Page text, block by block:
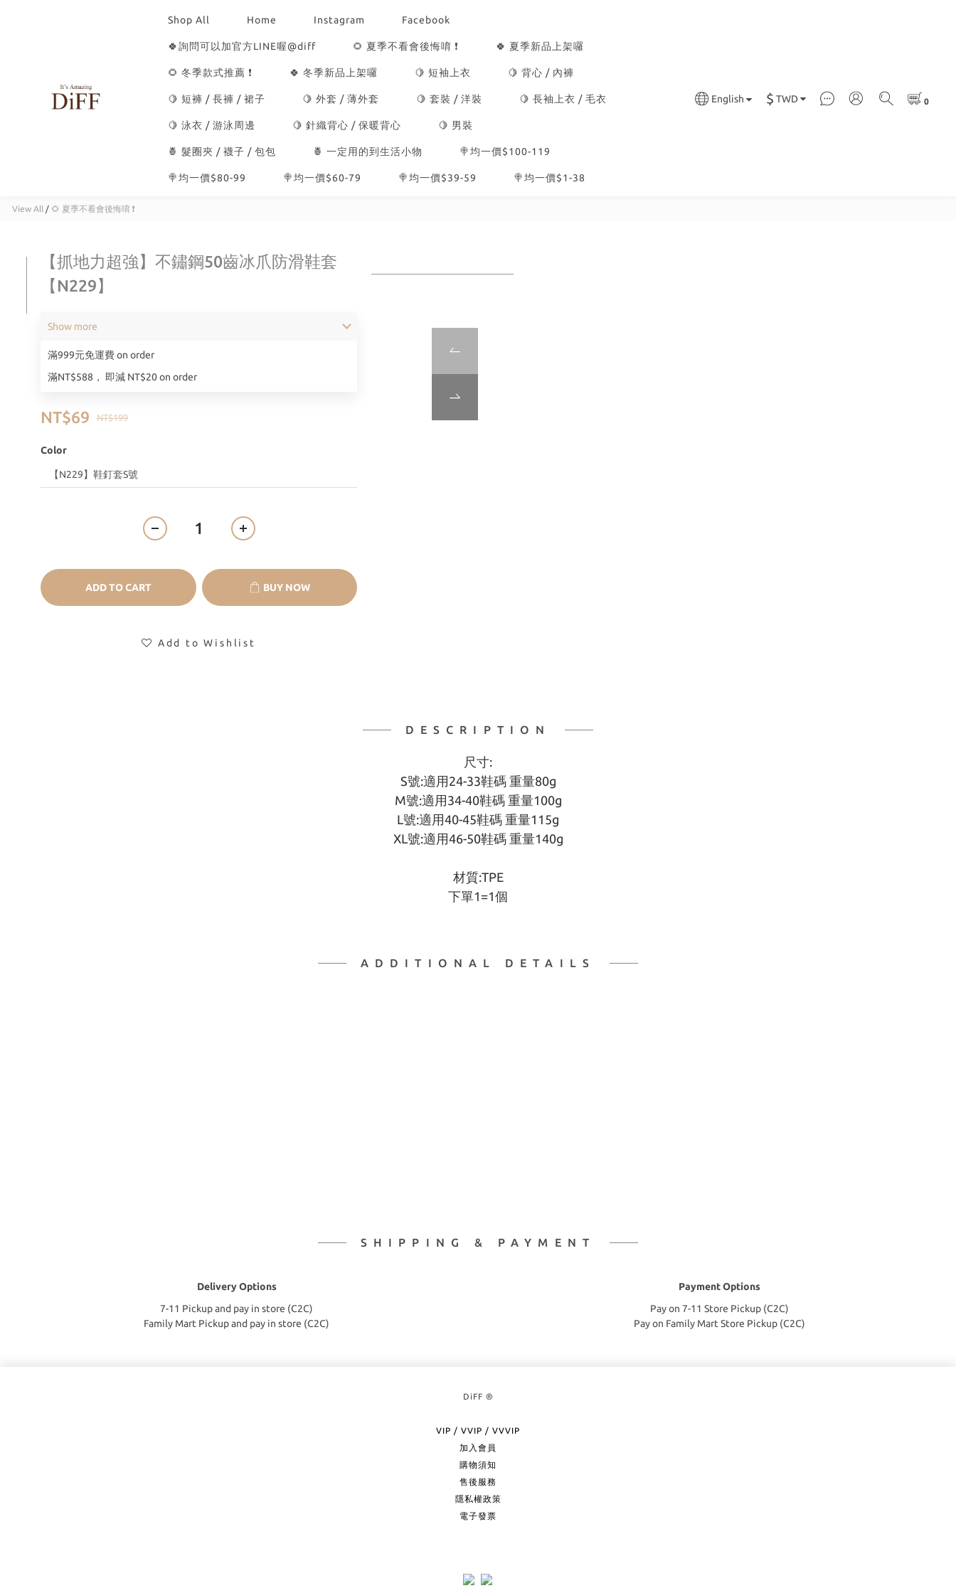
Shop All Home Instagram Facebook
🍀詢問可以加官方LINE喔@diff 🌻 夏季不看會後悔唷 ❗ 🍀 夏季新品上架囉
🌻 冬季款式推薦 ❗ 🍀 冬季新品上架囉 🍋 短袖上衣 🍋 背心 / 內褲
🍋 短褲 / 長褲 / 裙子 🍋 外套 / 薄外套 🍋 套裝 / 洋裝 🍋 長袖上衣 / 毛衣
🍋 泳衣 / 游泳周邊 🍋 針織背心 / 保暖背心 🍋 男裝
🍍 髮圈夾 / 襪子 / 包包 🍍 一定用的到生活小物 🍭均一價$100-119
🍭均一價$80-99 🍭均一價$60-79 🍭均一價$39-59 🍭均一價$1-38
English $ TWD
View All / 🌻 夏季不看會後悔唷 ❗
【抓地力超強】不鏽鋼50齒冰爪防滑鞋套
【N229】
滿999元免運費 on order
滿NT$588， 即減 NT$20 on order
Show more
NT$199
NT$69
Color
ADD TO CART BUY NOW
Add to Wishlist
DESCRIPTION
尺寸:
S號:適用24-33鞋碼 重量80g
M號:適用34-40鞋碼 重量100g
L號:適用40-45鞋碼 重量115g
XL號:適用46-50鞋碼 重量140g
材質:TPE
下單1=1個
ADDITIONAL DETAILS
SHIPPING & PAYMENT
Delivery Options
7-11 Pickup and pay in store (C2C)
Family Mart Pickup and pay in store (C2C)
Payment Options
Pay on 7-11 Store Pickup (C2C)
Pay on Family Mart Store Pickup (C2C)
DiFF ®
VIP / VVIP / VVVIP
加入會員
購物須知
售後服務
隱私權政策
電子發票